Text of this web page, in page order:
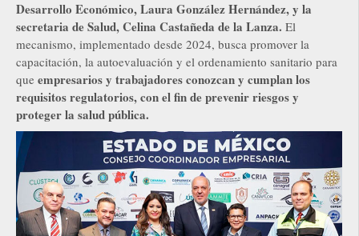
Desarrollo Económico, Laura González Hernández, y la
secretaria de Salud, Celina Castañeda de la Lanza. El
mecanismo, implementado desde 2024, busca promover la
capacitación, la autoevaluación y el ordenamiento sanitario para
que empresarios y trabajadores conozcan y cumplan los
requisitos regulatorios, con el fin de prevenir riesgos y
proteger la salud pública.